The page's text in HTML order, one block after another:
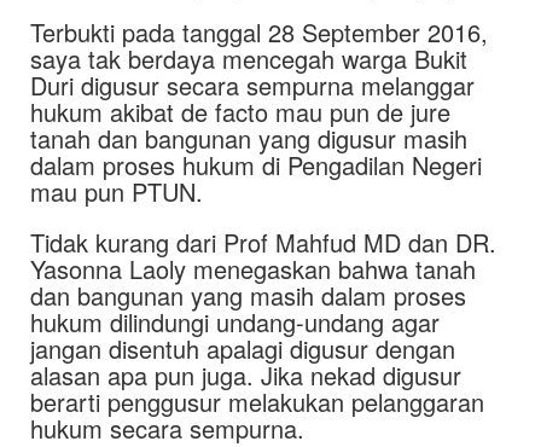
Terbukti pada tanggal 28 September 2016,
saya tak berdaya mencegah warga Bukit
Duri digusur secara sempurna melanggar
hukum akibat de facto mau pun de jure
tanah dan bangunan yang digusur masih
dalam proses hukum di Pengadilan Negeri
mau pun PTUN.
Tidak kurang dari Prof Mahfud MD dan DR.
Yasonna Laoly menegaskan bahwa tanah
dan bangunan yang masih dalam proses
hukum dilindungi undang-undang agar
jangan disentuh apalagi digusur dengan
alasan apa pun juga. Jika nekad digusur
berarti penggusur melakukan pelanggaran
hukum secara sempurna.